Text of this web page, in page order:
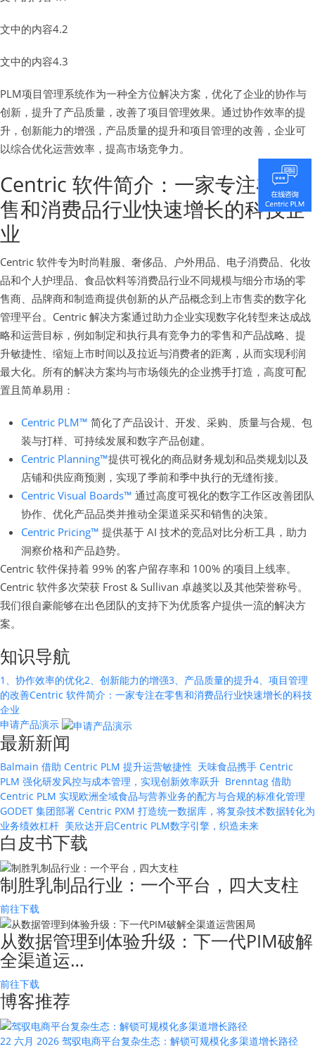
文中的内容4.2
文中的内容4.3
PLM项目管理系统作为一种全方位解决方案，优化了企业的协作与
创新，提升了产品质量，改善了项目管理效果。通过协作效率的提
升，创新能力的增强，产品质量的提升和项目管理的改善，企业可
以综合优化运营效率，提高市场竞争力。
Centric 软件简介：一家专注在零
售和消费品行业快速增长的科技企
业
Centric 软件专为时尚鞋服、奢侈品、户外用品、电子消费品、化妆
品和个人护理品、食品饮料等消费品行业不同规模与细分市场的零
售商、品牌商和制造商提供创新的从产品概念到上市售卖的数字化
管理平台。Centric 解决方案通过助力企业实现数字化转型来达成战
略和运营目标，例如制定和执行具有竞争力的零售和产品战略、提
升敏捷性、缩短上市时间以及拉近与消费者的距离，从而实现利润
最大化。所有的解决方案均与市场领先的企业携手打造，高度可配
置且简单易用：
Centric PLM™ 简化了产品设计、开发、采购、质量与合规、包
装与打样、可持续发展和数字产品创建。
Centric Planning™提供可视化的商品财务规划和品类规划以及
店铺和供应商预测，实现了季前和季中执行的无缝衔接。
Centric Visual Boards™ 通过高度可视化的数字工作区改善团队
协作、优化产品品类并推动全渠道采买和销售的决策。
Centric Pricing™ 提供基于 AI 技术的竞品对比分析工具，助力
洞察价格和产品趋势。
Centric 软件保持着 99% 的客户留存率和 100% 的项目上线率。
Centric 软件多次荣获 Frost & Sullivan 卓越奖以及其他荣誉称号。
我们很自豪能够在出色团队的支持下为优质客户提供一流的解决方
案。
知识导航
1、协作效率的优化2、创新能力的增强3、产品质量的提升4、项目管理
的改善Centric 软件简介：一家专注在零售和消费品行业快速增长的科技
企业
申请产品演示
最新新闻
Balmain 借助 Centric PLM 提升运营敏捷性 天味食品携手 Centric
PLM 强化研发风控与成本管理，实现创新效率跃升 Brenntag 借助
Centric PLM 实现欧洲全域食品与营养业务的配方与合规的标准化管理
GODET 集团部署 Centric PXM 打造统一数据库，将复杂技术数据转化为
业务绩效杠杆 美欣达开启Centric PLM数字引擎，织造未来
白皮书下载
制胜乳制品行业：一个平台，四大支柱
前往下载
从数据管理到体验升级：下一代PIM破解
全渠道运…
前往下载
博客推荐
22 六月 2026 驾驭电商平台复杂生态：解锁可规模化多渠道增长路径